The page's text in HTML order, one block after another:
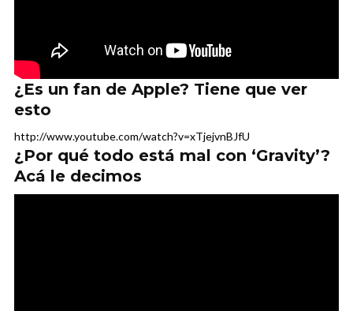
¿Es un fan de Apple? Tiene que ver
esto
http://www.youtube.com/watch?v=xTjejvnBJfU
¿Por qué todo está mal con ‘Gravity’?
Acá le decimos